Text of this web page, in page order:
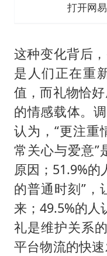
打开网
这种变化背后
是人们正在重
值，而礼物恰
的情感载体。
认为，“更注重
常关心与爱意”
原因；51.9%的
的普通时刻”，
来；49.5%的人
礼是维护关系
平台物流的快